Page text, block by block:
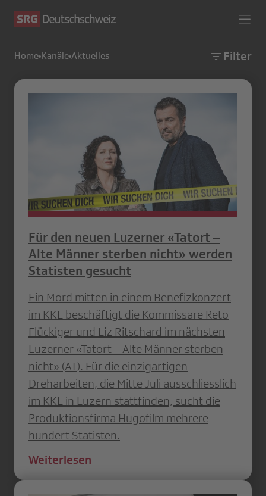
Home Kanäle Aktuelles Filter
Für den neuen Luzerner «Tatort –
Alte Männer sterben nicht» werden
Statisten gesucht
Ein Mord mitten in einem Benefizkonzert
im KKL beschäftigt die Kommissare Reto
Flückiger und Liz Ritschard im nächsten
Luzerner «Tatort – Alte Männer sterben
nicht» (AT). Für die einzigartigen
Dreharbeiten, die Mitte Juli ausschliesslich
im KKL in Luzern stattfinden, sucht die
Produktionsfirma Hugofilm mehrere
hundert Statisten.
Weiterlesen